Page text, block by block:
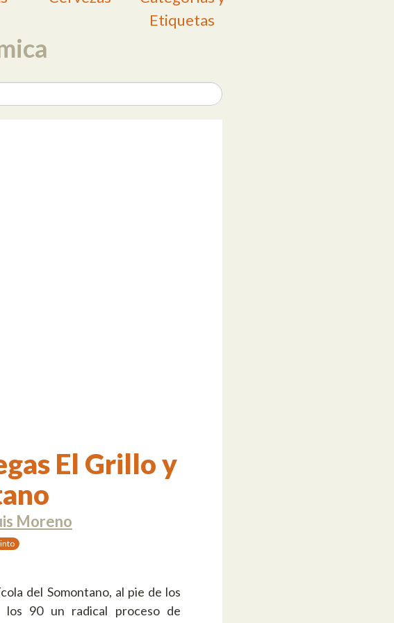
Etiquetas
El Grillo y
Moreno
del Somontano, al pie de los
los 90 un radical proceso de